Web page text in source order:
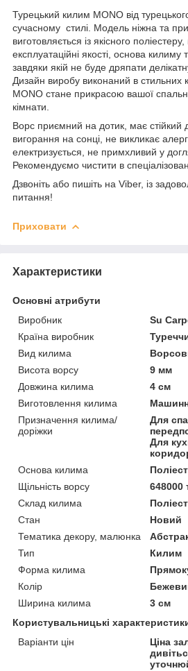
Турецький килим MONO від
сучасному стилі. Модель ніжна та
виготовляється із якісного
експлуатаційні якості, основа килиму
завдяки якій не буде дряпати
Дизайн виробу виконаний в стильних
MONO стане прикрасою вашої
кімнати.
Ворс приємний на дотик, має стійкий
вигорання на сонці, не викликає
електризується, не примхливий у
Рекомендуємо чистити в
Дзвоніть або пишіть на Viber, із
питання!
Приховати
Характеристики
Основні атрибути
Виробник
Su
Країна виробник
Вид килима
Висота ворсу
9 мм
Довжина килима
4 см
Виготовлення килима
Призначення килима/
доріжки
Для
Для
Основа килима
Щільність ворсу
648000
Склад килима
Стан
Новий
Тематика декору, малюнка
Тип
Килим
Форма килима
Колір
Ширина килима
3 см
Користувальницькі
Варіанти цін
Ціна